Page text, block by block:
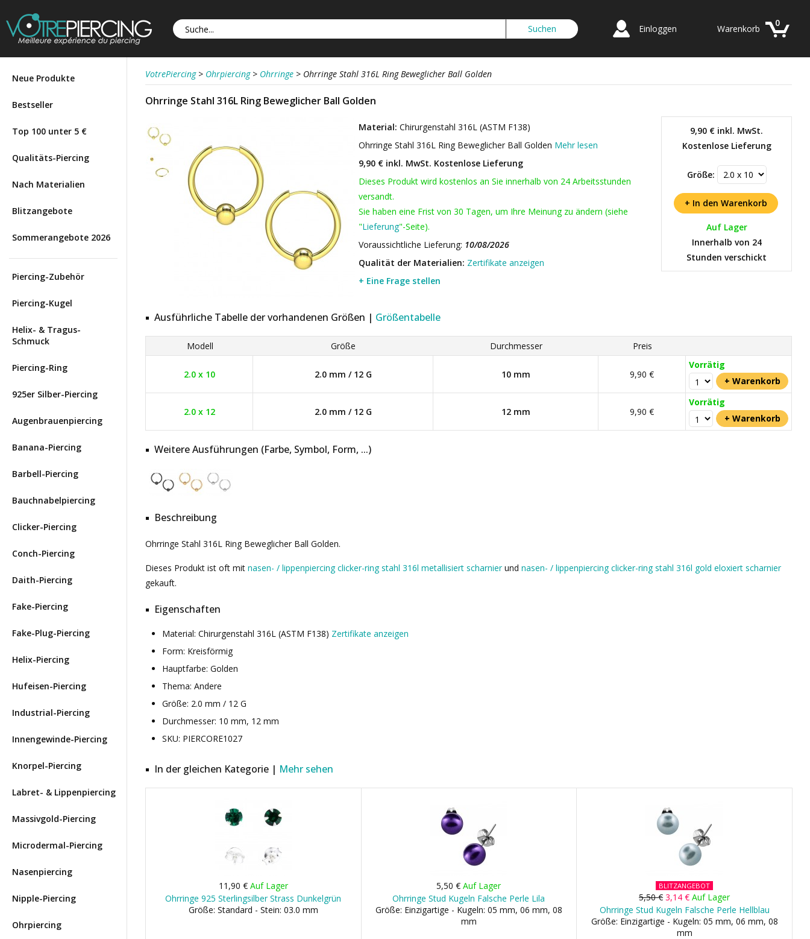
Einloggen
0
Warenkorb
Neue Produkte
Bestseller
Top 100 unter 5 €
Qualitäts-Piercing
Nach Materialien
Blitzangebote
Sommerangebote 2026
Piercing-Zubehör
Piercing-Kugel
Helix- & Tragus-
Schmuck
Piercing-Ring
925er Silber-Piercing
Augenbrauenpiercing
Banana-Piercing
Barbell-Piercing
Bauchnabelpiercing
Clicker-Piercing
Conch-Piercing
Daith-Piercing
Fake-Piercing
Fake-Plug-Piercing
Helix-Piercing
Hufeisen-Piercing
Industrial-Piercing
Innengewinde-Piercing
Knorpel-Piercing
Labret- & Lippenpiercing
Massivgold-Piercing
Microdermal-Piercing
Nasenpiercing
Nipple-Piercing
Ohrpiercing
VotrePiercing > Ohrpiercing > Ohrringe > Ohrringe Stahl 316L Ring Beweglicher Ball Golden
Ohrringe Stahl 316L Ring Beweglicher Ball Golden
9,90 € inkl. MwSt.
Kostenlose Lieferung
Größe:
Auf Lager
Innerhalb von 24
Stunden verschickt
Material: Chirurgenstahl 316L (ASTM F138)
Ohrringe Stahl 316L Ring Beweglicher Ball Golden Mehr lesen
9,90 € inkl. MwSt. Kostenlose Lieferung
Dieses Produkt wird kostenlos an Sie innerhalb von 24 Arbeitsstunden
versandt.
Sie haben eine Frist von 30 Tagen, um Ihre Meinung zu ändern (siehe
"Lieferung"-Seite).
Voraussichtliche Lieferung: 10/08/2026
Qualität der Materialien: Zertifikate anzeigen
+ Eine Frage stellen
Ausführliche Tabelle der vorhandenen Größen | Größentabelle
Modell Größe Durchmesser Preis
2.0 x 10 2.0 mm / 12 G 10 mm 9,90 €
Vorrätig
2.0 x 12 2.0 mm / 12 G 12 mm 9,90 €
Vorrätig
Weitere Ausführungen (Farbe, Symbol, Form, ...)
Beschreibung
Ohrringe Stahl 316L Ring Beweglicher Ball Golden.
Dieses Produkt ist oft mit nasen- / lippenpiercing clicker-ring stahl 316l metallisiert scharnierund nasen- / lippenpiercing clicker-ring stahl 316l gold eloxiert scharnier
gekauft.
Eigenschaften
Material: Chirurgenstahl 316L (ASTM F138) Zertifikate anzeigen
Form: Kreisförmig
Hauptfarbe: Golden
Thema: Andere
Größe: 2.0 mm / 12 G
Durchmesser: 10 mm, 12 mm
SKU: PIERCORE1027
In der gleichen Kategorie | Mehr sehen
11,90 € Auf Lager
Ohrringe 925 Sterlingsilber Strass Dunkelgrün
Größe: Standard - Stein: 03.0 mm
5,50 €Auf Lager
Ohrringe Stud Kugeln Falsche Perle Lila
Größe: Einzigartige - Kugeln: 05 mm, 06 mm, 08
mm
BLITZANGEBOT
5,50 € 3,14 € Auf Lager
Ohrringe Stud Kugeln Falsche Perle Hellblau
Größe: Einzigartige - Kugeln: 05 mm, 06 mm, 08
mm